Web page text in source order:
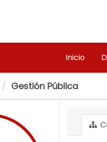
Inicio
Gestión Pública